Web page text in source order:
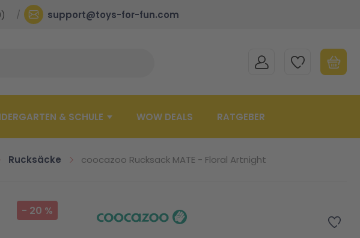
support@toys-for-fun.com
MEIN KONTOMEINE WUNSCHLISTE
& SCHULE WOW DEALS RATGEBER
Rucksäcke coocazoo Rucksack MATE - Floral Artnight
- 20 %
Zur